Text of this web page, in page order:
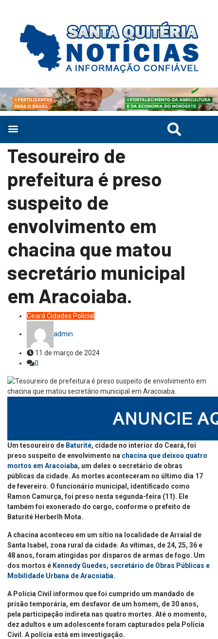
Tesoureiro de
prefeitura é preso
suspeito de
envolvimento em
chacina que matou
secretário municipal
em Aracoiaba.
Ceará Cidades Policial
admin
11 de março de 2024
0
Um tesoureiro de Baturité, cidade no interior do Ceará, foi
preso suspeito de envolvimento na chacina que deixou quatro
mortos em Aracoiaba, um deles o secretário de obras
públicas da cidade. As mortes aconteceram no último dia 17
de fevereiro. O funcionário municipal, identificado como
Ramon Camurça, foi preso nesta segunda-feira (11). Ele
também foi exonerado do cargo, conforme o prefeito de
Baturité Herberlh Mota.
A chacina aconteceu em um sítio na localidade de Arraial de
Santa Isabel, zona rural da cidade. As vítimas, de 24, 25, 36 e
48 anos, foram atingidas por disparos de armas de fogo. Um
dos mortos é Kennedy Guedes, secretário de Obras Públicas e
Mobilidade Urbana de Aracoiaba.
A Polícia Civil informou que foi cumprido um mandado de
prisão temporária, em desfavor de um homem, de 30 anos,
pela participação indireta nas quatro mortes. Até o momento,
dez adultos e um adolescente foram capturados pela Polícia
Civil. A polícia está em investigação.